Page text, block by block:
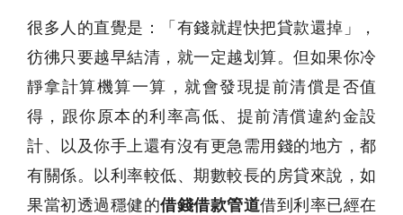
很多人的直覺是：「有錢就趕快把貸款還掉」，
彷彿只要越早結清，就一定越划算。但如果你冷
靜拿計算機算一算，就會發現提前清償是否值
得，跟你原本的利率高低、提前清償違約金設
計、以及你手上還有沒有更急需用錢的地方，都
有關係。以利率較低、期數較長的房貸來說，如
果當初透過穩健的借錢借款管道借到利率已經在